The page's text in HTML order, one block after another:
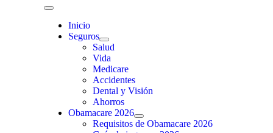
Toggle
Navigation
Inicio
Seguros
Salud
Vida
Medicare
Accidentes
Dental y Visión
Ahorros
Obamacare 2026
Requisitos de Obamacare 2026